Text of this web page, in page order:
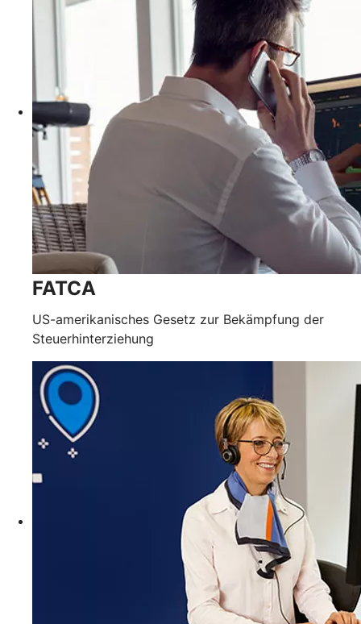
FATCA
US-amerikanisches Gesetz zur Bekämpfung der
Steuerhinterziehung